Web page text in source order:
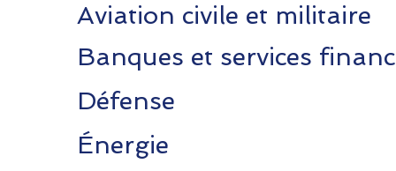
Aviation civile et militaire
Banques et services
Défense
Énergie